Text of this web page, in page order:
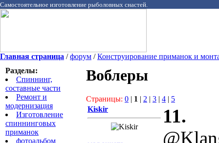
Самостоятельное изготовление рыболовных снастей.
Главная страница /форум /Конструирование приманок и
Разделы:
Спиннинг,
составные части
Ремонт и
модернизация
Изготовление
спиннинговых
приманок
фотоальбом
Воблеры
Страницы: 0 | 1 | 2 | 3 | 4 | 5
Kiskir
11.